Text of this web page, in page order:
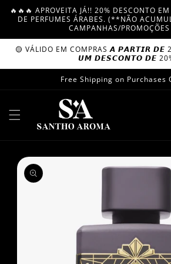
Skip to
content
🔥🔥🔥 APROVEITA JÁ!! 20% DESCONTO
DE PERFUMES ÁRABES. (**NÃO
CAMPANHAS/PROMOÇÕES
🟡 VÁLIDO EM COMPRAS 𝘼 𝙋𝘼𝙍𝙏𝙄𝙍
𝙐𝙈 𝘿𝙀𝙎𝘾𝙊𝙉𝙏𝙊 𝘿𝙀
Free Shipping on Purchases
information